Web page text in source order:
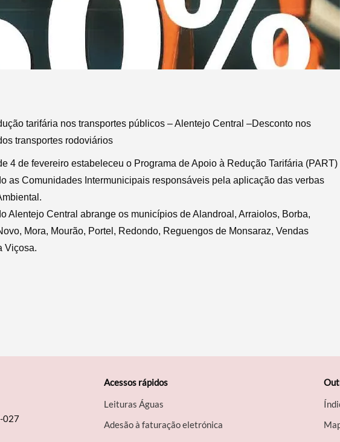
tarifária nos transportes públicos – Alentejo Central –Desconto nos
transportes rodoviários
4 de fevereiro estabeleceu o Programa de Apoio à Redução Tarifária (PART)
as Comunidades Intermunicipais responsáveis pela aplicação das verbas
Alentejo Central abrange os municípios de Alandroal, Arraiolos, Borba,
Mora, Mourão, Portel, Redondo, Reguengos de Monsaraz, Vendas
Viçosa.
027
Acessos rápidos
Leituras Águas
Adesão à faturação eletrónica